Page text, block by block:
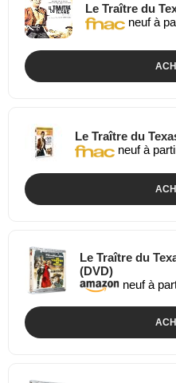
Le Traître du
neuf à
Le Traître du
neuf à
Le Traître du
(DVD)
neuf à